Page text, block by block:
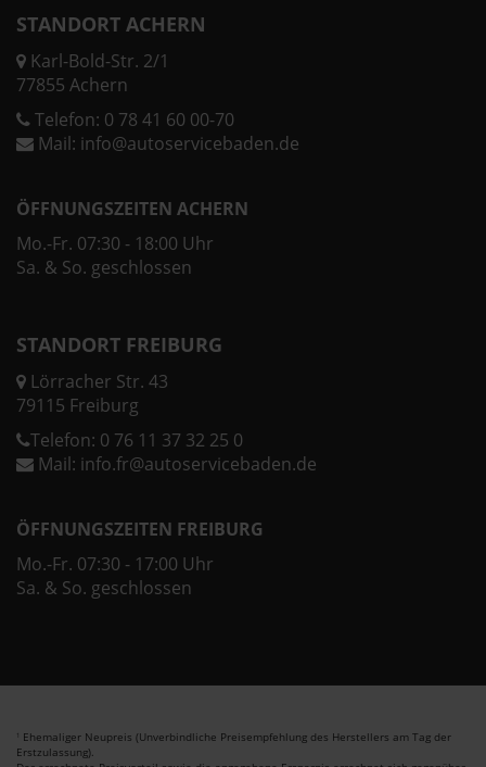
STANDORT ACHERN
Karl-Bold-Str. 2/1
77855 Achern
Telefon: 0 78 41 60 00-70
Mail: info@autoservicebaden.de
ÖFFNUNGSZEITEN ACHERN
Mo.-Fr. 07:30 - 18:00 Uhr
Sa. & So. geschlossen
STANDORT FREIBURG
Lörracher Str. 43
79115 Freiburg
Telefon: 0 76 11 37 32 25 0
Mail: info.fr@autoservicebaden.de
ÖFFNUNGSZEITEN FREIBURG
Mo.-Fr. 07:30 - 17:00 Uhr
Sa. & So. geschlossen
1 Ehemaliger Neupreis (Unverbindliche Preisempfehlung des Herstellers am Tag der
Erstzulassung).